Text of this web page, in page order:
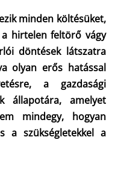
minden költésüket,
hirtelen feltörő vágy
döntések látszatra
olyan erős hatással
a gazdasági
állapotára, amelyet
mindegy, hogyan
a szükségletekkel a